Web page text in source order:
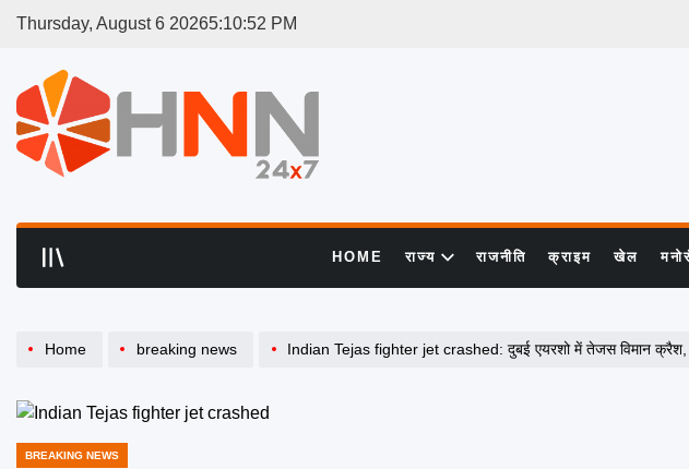
Thursday, August 6 20265:10:53 PM
HOME राज्य राजनीति क्राइम खेल
Home breaking news Indian Tejas fighter jet crashed: दुबई एयरशो में तेजस विमान क्रैश,
POSTED
BREAKING NEWS